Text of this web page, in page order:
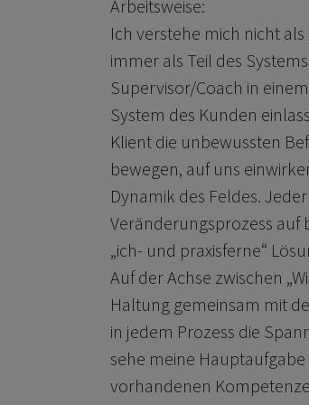
Arbeitsweise:
Ich verstehe mich nicht
immer als Teil des
Supervisor/Coach in
System des Kunden
Klient die unbewussten
bewegen, auf uns
Dynamik des Feldes.
Veränderungsprozess auf
„ich- und praxisferne“
Auf der Achse zwischen
Haltung gemeinsam mit
in jedem Prozess die
sehe meine
vorhandenen